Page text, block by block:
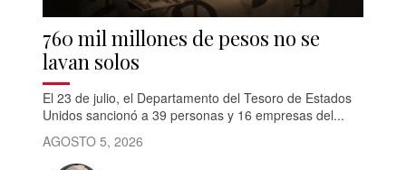
760 mil millones de pesos no se
lavan solos
El 23 de julio, el Departamento del Tesoro de Estados
Unidos sancionó a 39 personas y 16 empresas del...
AGOSTO 5, 2026